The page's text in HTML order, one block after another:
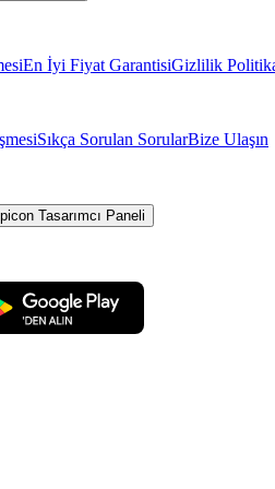
En İyi Fiyat GarantisiGizlilik
Sıkça Sorulan SorularBize Ulaşın
Tasarımcı Paneli